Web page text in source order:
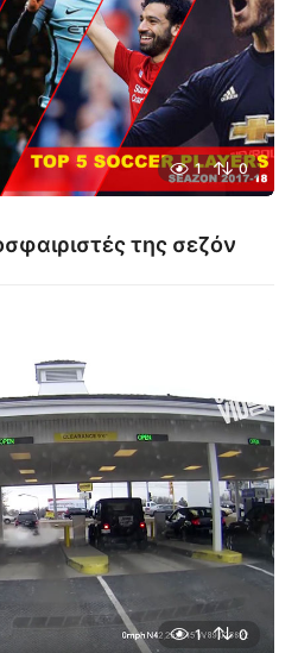
1 0
της σεζόν
1 0